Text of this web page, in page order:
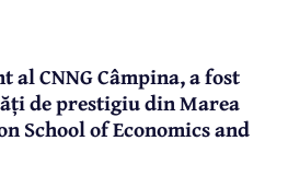
al CNNG Câmpina, a fost
de prestigiu din Marea
School of Economics and